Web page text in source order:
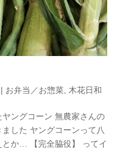
お弁当／お惣菜 木花日和
ングコーン 無農家さんの
した ヤングコーンって八
か… 【完全脇役】 ってイ